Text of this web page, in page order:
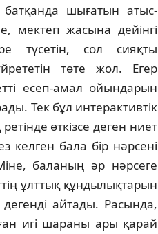
шығатын атыс-
мектеп жасына дейiнгi
түсетiн, сол сияқты
төте жол. Егер
есеп-амал ойындарын
Тек бұл интерактивтiк
өткiзсе деген ниет
келген бала бiр нәрсенi
баланың әр нәрсеге
ұлттық құндылықтарын
айтады. Расында,
игi шараны ары қарай